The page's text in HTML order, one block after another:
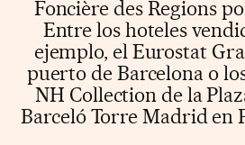
Foncière des Regions
Entre los hoteles
ejemplo, el Eurostat
puerto de Barcelona o
NH Collection de la
Barceló Torre Madrid en